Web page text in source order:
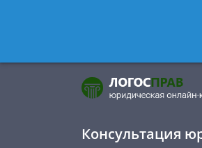
Консультация